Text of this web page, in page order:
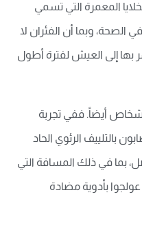
المعمرة التي تسمي
الصحة، وبما أن الفئران لا
بها إلى العيش لفترة أطول
أيضاً. ففي تجربة
بالتلييف الرئوي الحاد
بما في ذلك المسافة التي
بأدوية مضادة